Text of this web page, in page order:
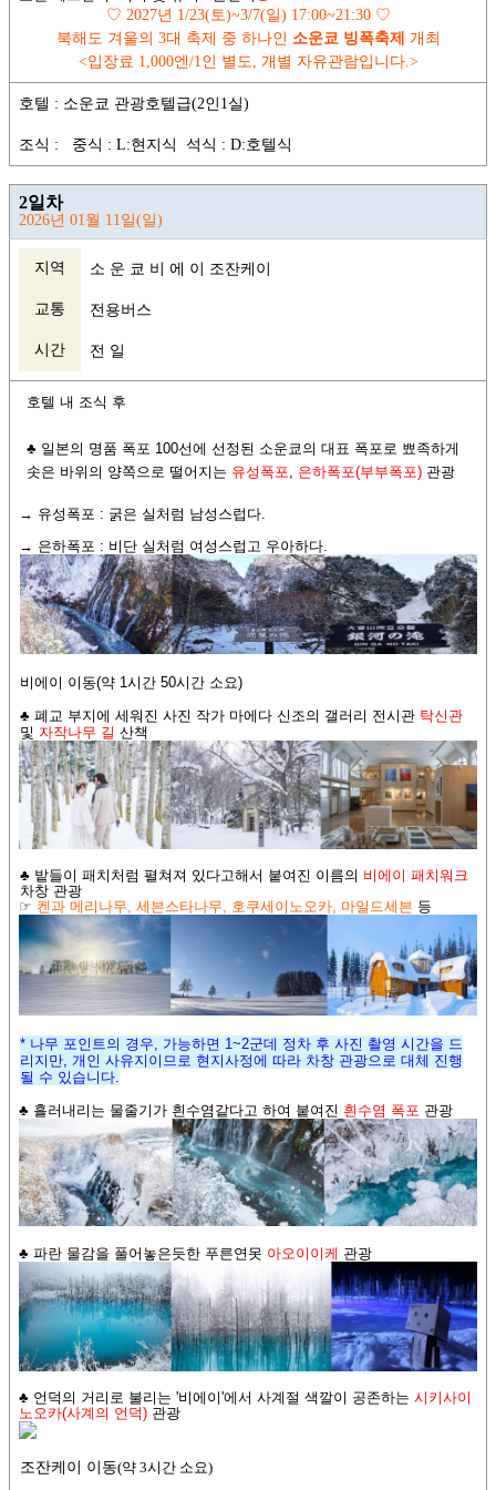
♡2027년 1/23(토)~3/7(일) 17:00~21:30 ♡
북해도 겨울의3대 축제 중 하나인 소운쿄 빙폭축제
개최
<입장료 1,000엔/1인 별도,개별 자유관람입니다.>
호텔 : 소운쿄 관광호텔급(2인1실)
조식 : 중식 : L:현지식 석식 : D:호텔식
2일차
2026년 01월 11일(일)
지역 소 운 쿄 비 에 이 조잔케이
교통 전용버스
시간 전 일
호텔 내 조식 후
♣ 일본의 명품 폭포 100선에 선정된 소운쿄의 대표 폭포로 뾰족하게
솟은 바위의 양쪽으로 떨어지는 유성폭포, 은하폭포(부부폭포)관광
→ 유성폭포 : 굵은 실처럼 남성스럽다.
→ 은하폭포 : 비단 실처럼 여성스럽고 우아하다.
비에이 이동(약 1시간 50시간 소요)
♣ 폐교 부지에 세워진 사진 작가 마에다 신조의 갤러리 전시관 탁신관
및자작나무 길 산책
♣ 밭들이 패치처럼 펼쳐져 있다고해서 붙여진 이름의 비에이 패치워크
차창 관광
☞ 켄과 메리나무, 세븐스타나무, 호쿠세이노오카, 마일드세븐 등
* 나무 포인트의 경우, 가능하면 1~2군데 정차 후 사진 촬영 시간을 드
리지만, 개인 사유지이므로 현지사정에 따라 차창 관광으로 대체 진행
될 수 있습니다.
♣ 흘러내리는 물줄기가 흰수염같다고 하여 붙여진 흰수염 폭포 관광
♣ 파란 물감을 풀어놓은듯한 푸른연못 아오이이케 관광
♣ 언덕의 거리로 불리는 '비에이'에서 사계절 색깔이 공존하는 시키사이
노오카(사계의 언덕) 관광
조잔케이 이동(약 3시간 소요)